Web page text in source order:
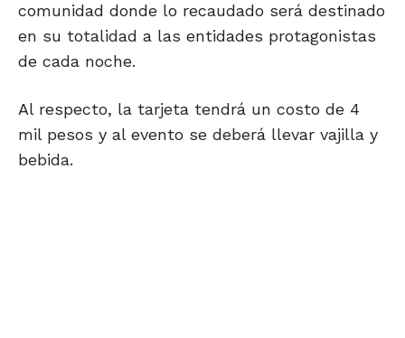
comunidad donde lo recaudado será destinado
en su totalidad a las entidades protagonistas
de cada noche.
Al respecto, la tarjeta tendrá un costo de 4
mil pesos y al evento se deberá llevar vajilla y
bebida.